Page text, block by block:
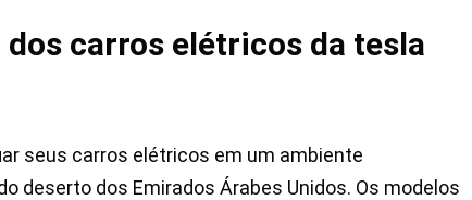
carros elétricos da tesla
seus carros elétricos em um ambiente
deserto dos Emirados Árabes Unidos. Os modelos